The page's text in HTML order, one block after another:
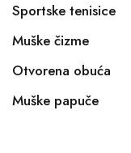
Sportske tenisice
Muške čizme
Otvorena obuća
Muške papuče